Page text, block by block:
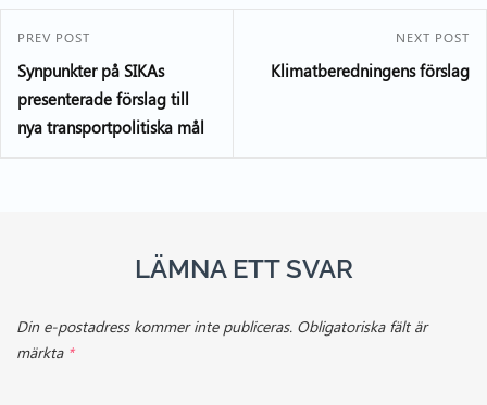
PREV POST
Synpunkter på SIKAs
presenterade förslag till
nya transportpolitiska mål
NEXT POST
Klimatberedningens förslag
LÄMNA ETT SVAR
Din e-postadress kommer inte publiceras. Obligatoriska fält är
märkta *